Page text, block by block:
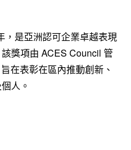
，是亞洲認可企業卓越表現
獎項由 ACES Council 管
在表彰在區內推動創新、
人。